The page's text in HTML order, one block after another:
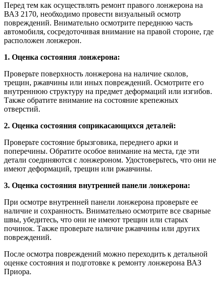
Перед тем как осуществлять ремонт правого лонжерона на
ВАЗ 2170, необходимо провести визуальный осмотр
повреждений. Внимательно осмотрите переднюю часть
автомобиля, сосредоточивая внимание на правой стороне, где
расположен лонжерон.
1. Оценка состояния лонжерона:
Проверьте поверхность лонжерона на наличие сколов,
трещин, ржавчины или иных повреждений. Осмотрите его
внутреннюю структуру на предмет деформаций или изгибов.
Также обратите внимание на состояние крепежных
отверстий.
2. Оценка состояния соприкасающихся деталей:
Проверьте состояние брызговика, переднего арки и
поперечины. Обратите особое внимание на места, где эти
детали соединяются с лонжероном. Удостоверьтесь, что они не
имеют деформаций, трещин или ржавчины.
3. Оценка состояния внутренней панели лонжерона:
При осмотре внутренней панели лонжерона проверьте ее
наличие и сохранность. Внимательно осмотрите все сварные
швы, убедитесь, что они не имеют трещин или старых
починок. Также проверьте наличие ржавчины или других
повреждений.
После осмотра повреждений можно переходить к детальной
оценке состояния и подготовке к ремонту лонжерона ВАЗ
Приора.